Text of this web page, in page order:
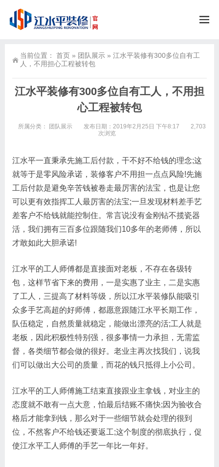
当前位置： 首页 » 团队展示 » 江水平装修有300多位自有工
人，不用担心工程被转包
江水平装修有300多位自有工人，不用担
心工程被转包
所属分类： 团队展示 发布日期：2019年2月25日 下午8:17
2,703
次浏览
江水平一直秉承先施工后付款，干不好不给钱的理念;这
就等于是零风险承诺，装修客户不用担一点点风险!先施
工后付款是避免辛苦钱被卷走最厉害的法宝，也是让您
可以更有效指挥工人最厉害的法宝;一旦发现材料差手艺
差客户不给钱就能控制住。常言说没有金刚钻不揽瓷器
活，我们拥有三百多位跟随我们10多年的老师傅，所以
才敢如此大胆承诺!
江水平的工人师傅都是直接面对老板，不存在各级转
包，这样节省下来的费用，一是实惠了业主，二是实惠
了工人，三提高了材料等级，所以江水平装修队能吸引
众多手艺高超的好师傅，都愿意跟随江水平长期工作，
队伍稳定，自然质量就稳定，能做出漂亮的活;工人就是
老板，因此积极性特别强，很多事情一力承担，无需监
督，各类细节都会做的很好。老业主再次找我们，说我
们可以做出大公司的质量，而花的钱只抵得上小公司。
江水平的工人师傅施工结束直接跟业主拿钱，对业主的
态度就不敢有一点大意，怕最后结账不痛快;因为验收合
格后才能拿到钱，那么对于一些细节就会处理的很到
位，不然客户不给钱还要返工;这个制度的彻底执行，促
使江水平工人师傅的手艺一年比一年好。